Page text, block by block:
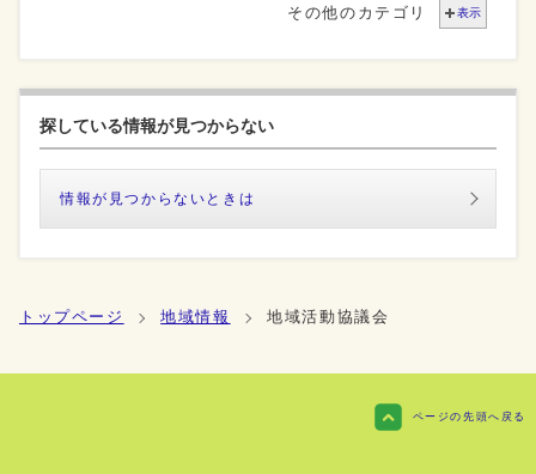
その他のカテゴリ 表示
探している情報が見つからない
情報が見つからないときは
トップページ 地域情報 地域活動協議会
ページの先頭へ戻る